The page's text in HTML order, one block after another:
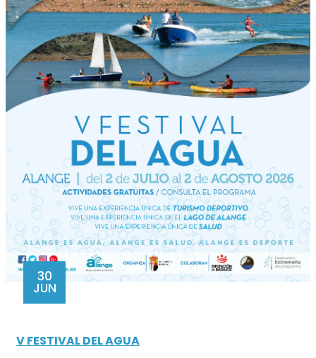
30
JUN
V FESTIVAL DEL AGUA